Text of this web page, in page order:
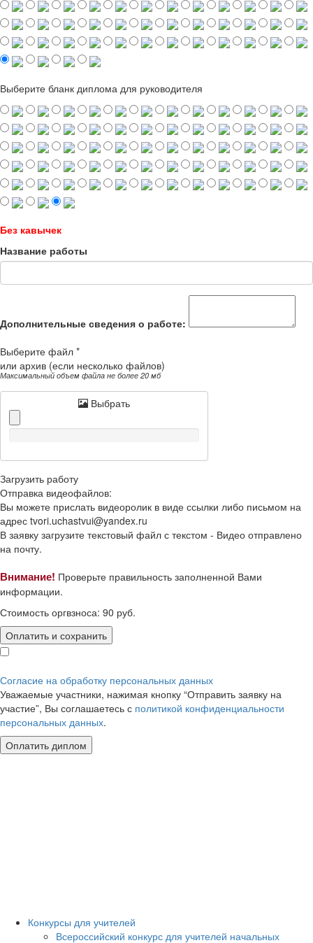
Выберите бланк диплома для руководителя
Без кавычек
Название работы
Дополнительные сведения о работе:
Выберите файл *
или архив (если несколько файлов)
Максимальный объем файла не более 20 мб
Выбрать
Загрузить работу
Отправка видеофайлов:
Вы можете прислать видеоролик в виде ссылки либо письмом на
адрес tvori.uchastvui@yandex.ru
В заявку загрузите текстовый файл с текстом - Видео отправлено
на почту.
Внимание! Проверьте правильность заполненной Вами
информации.
Стоимость оргвзноса: 90 руб.
Оплатить и сохранить
Согласие на обработку персональных данных
Уважаемые участники, нажимая кнопку “Отправить заявку на
участие”, Вы соглашаетесь с политикой конфиденциальности
персональных данных.
Конкурсы для учителей
Всероссийский конкурс для учителей начальных